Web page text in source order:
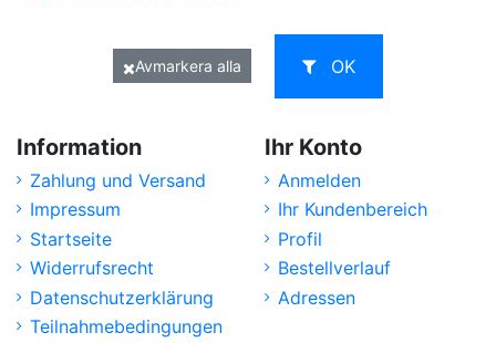
Avmarkera alla OK
Information
Zahlung und Versand
Impressum
Startseite
Widerrufsrecht
Datenschutzerklärung
Teilnahmebedingungen
Ihr Konto
Anmelden
Ihr Kundenbereich
Profil
Bestellverlauf
Adressen